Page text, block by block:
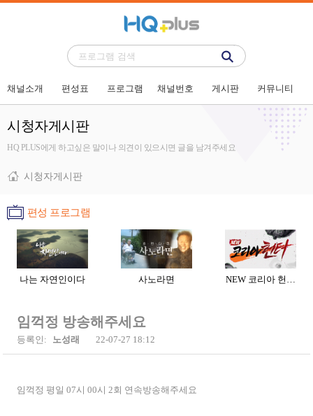
채널소개 편성표 프로그램 채널번호 게시판 커뮤니티
시청자게시판
HQ PLUS에게 하고싶은 말이나 의견이 있으시면 글을 남겨주세요
시청자게시판
편성 프로그램
나는 자연인이다 사노라면 NEW 코리아 헌…
임꺽정 방송해주세요
등록인: 노성래 22-07-27 18:12
임꺽정 평일 07시 00시 2회 연속방송해주세요